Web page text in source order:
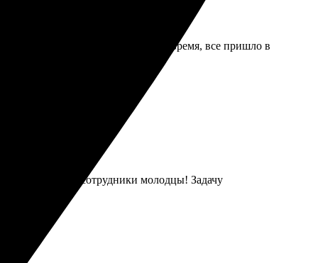
заявку. Доставка прошла вовремя, все пришло в
Обязательно вернусь снова!
впечатлило, сотрудники молодцы! Задачу